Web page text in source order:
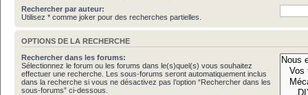
Rechercher par auteur:
Utilisez * comme joker pour des recherches partielles.
OPTIONS DE LA RECHERCHE
Rechercher dans les forums:
Sélectionnez le forum ou les forums dans le(s)quel(s) vous souhaitez
effectuer une recherche. Les sous-forums seront automatiquement inclus
dans la recherche si vous ne désactivez pas l’option “Rechercher dans les
sous-forums” ci-dessous.